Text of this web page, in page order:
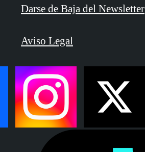
Darse de Baja del Newsletter
Aviso Legal